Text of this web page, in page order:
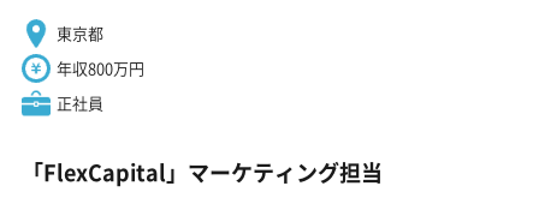
東京都
年収800万円
正社員
「FlexCapital」マーケティング担当